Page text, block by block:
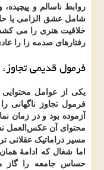
روابط ناسالم و
شامل عشق الزامی یا
خلاقیت هنری را می
رفتارهای صدمه زا را
فرمول قدیمی
یکی از عوامل
فرمول تجاوز ناگهانی
آزموده بود و در زمان
محتوای آن عکس‌العمل
مسیر دراماتیک عقلانی
اما شغال که ادامهٔ
حساس جامعه را گاز